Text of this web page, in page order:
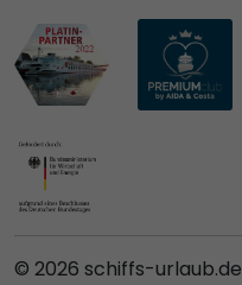
© 2026 schiffs-urlaub.de